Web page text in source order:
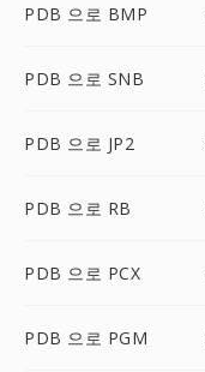
PDB 으로 BMP
PDB 으로 SNB
PDB 으로 JP2
PDB 으로 RB
PDB 으로 PCX
PDB 으로 PGM